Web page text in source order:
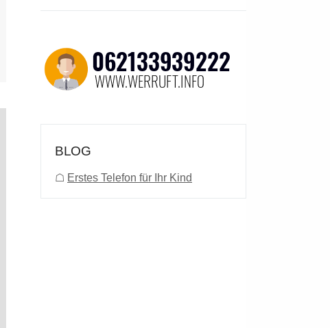
BLOG
☖ Erstes Telefon für Ihr Kind